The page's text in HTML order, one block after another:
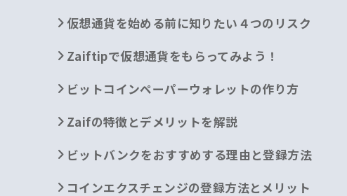
仮想通貨を始める前に知りたい４つのリスク
Zaiftipで仮想通貨をもらってみよう！
ビットコインペーパーウォレットの作り方
Zaifの特徴とデメリットを解説
ビットバンクをおすすめする理由と登録方法
コインエクスチェンジの登録方法とメリット